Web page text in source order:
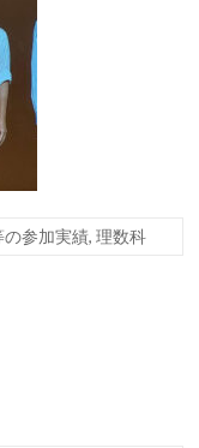
の参加実績,理数科